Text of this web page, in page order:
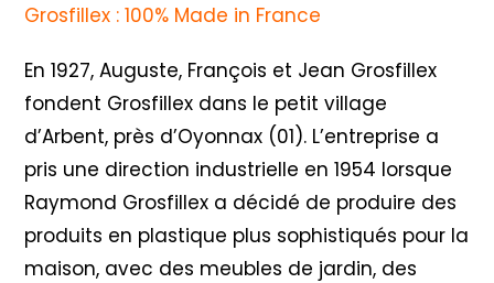
Grosfillex : 100% Made in France
En 1927, Auguste, François et Jean Grosfillex
fondent Grosfillex dans le petit village
d’Arbent, près d’Oyonnax (01). L’entreprise a
pris une direction industrielle en 1954 lorsque
Raymond Grosfillex a décidé de produire des
produits en plastique plus sophistiqués pour la
maison, avec des meubles de jardin, des